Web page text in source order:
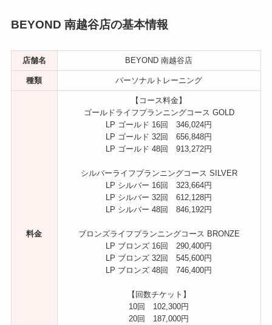
BEYOND 南越谷店の基本情報
店舗名 BEYOND 南越谷店
種類 パーソナルトレーニング
料金
【コース料金】
ゴールドライフプランニングコース GOLD
LP ゴールド 16回 346,024円
LP ゴールド 32回 656,848円
LP ゴールド 48回 913,272円
シルバーライフプランニングコース SILVER
LP シルバー 16回 323,664円
LP シルバー 32回 612,128円
LP シルバー 48回 846,192円
ブロンズライフプランニングコース BRONZE
LP ブロンズ 16回 290,400円
LP ブロンズ 32回 545,600円
LP ブロンズ 48回 746,400円
【回数チケット】
10回 102,300円
20回 187,000円